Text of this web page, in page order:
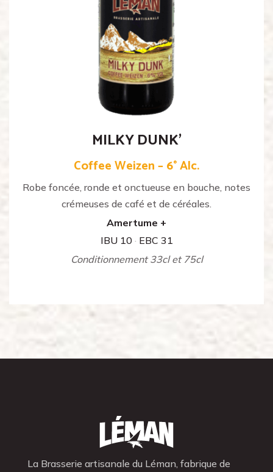
MILKY DUNK’
Coffee Weizen – 6° Alc.
Robe foncée, ronde et onctueuse en bouche, notes
crémeuses de café et de céréales.
Amertume +
IBU 10· EBC 31
Conditionnement 33cl et 75cl
La Brasserie artisanale du Léman, fabrique de